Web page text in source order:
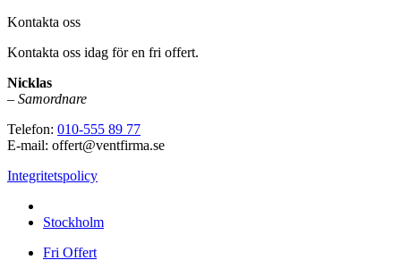
Kontakta oss
Kontakta oss idag för en fri offert.
Nicklas
– Samordnare
Telefon: 010-555 89 77
E-mail: offert@ventfirma.se
Integritetspolicy
Stockholm
Fri Offert